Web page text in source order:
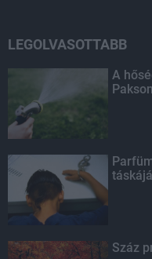
LEGOLVASOTTABB
A
Pakson
Száz